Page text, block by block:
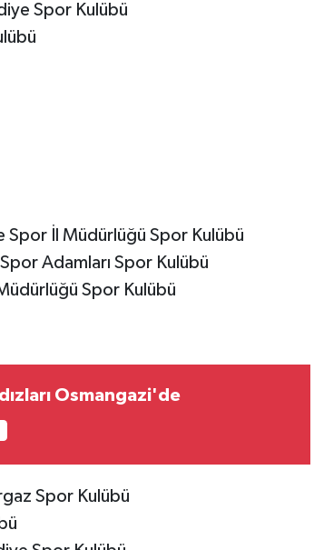
Spor Kulübü
Spor İl Müdürlüğü Spor Kulübü
Adamları Spor Kulübü
Spor Kulübü
Osmangazi'de
Spor Kulübü